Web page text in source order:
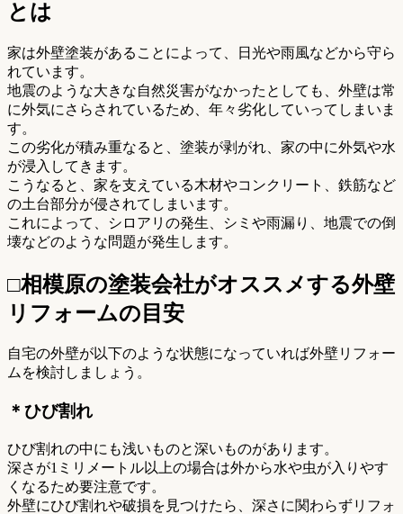
とは
家は外壁塗装があることによって、日光や雨風などから守ら
れています。
地震のような大きな自然災害がなかったとしても、外壁は常
に外気にさらされているため、年々劣化していってしまいま
す。
この劣化が積み重なると、塗装が剥がれ、家の中に外気や水
が浸入してきます。
こうなると、家を支えている木材やコンクリート、鉄筋など
の土台部分が侵されてしまいます。
これによって、シロアリの発生、シミや雨漏り、地震での倒
壊などのような問題が発生します。
□相模原の塗装会社がオススメする外壁
リフォームの目安
自宅の外壁が以下のような状態になっていれば外壁リフォー
ムを検討しましょう。
＊ひび割れ
ひび割れの中にも浅いものと深いものがあります。
深さが1ミリメートル以上の場合は外から水や虫が入りやす
くなるため要注意です。
外壁にひび割れや破損を見つけたら、深さに関わらずリフォ